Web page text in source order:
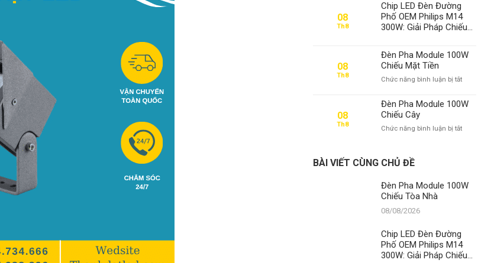
100W
Chiếu
Nhà
08
Th8
Chip LED Đèn Đường
Phố OEM Philips M14
300W: Giải Pháp Chiếu
08
Th8
Đèn Pha Module 100W
Chiếu Mặt Tiền
Chức năng bình luận bị tắtở
Pha
Module
Chiếu
08
Th8
Đèn Pha Module 100W
Chiếu Cây
Chức năng bình luận bị tắtở
Cây
BÀI VIẾT CÙNG CHỦ ĐỀ
Đèn Pha Module 100W
Chiếu Tòa Nhà
08/08/2026
Chip LED Đèn Đường
Phố OEM Philips M14
300W: Giải Pháp Chiếu